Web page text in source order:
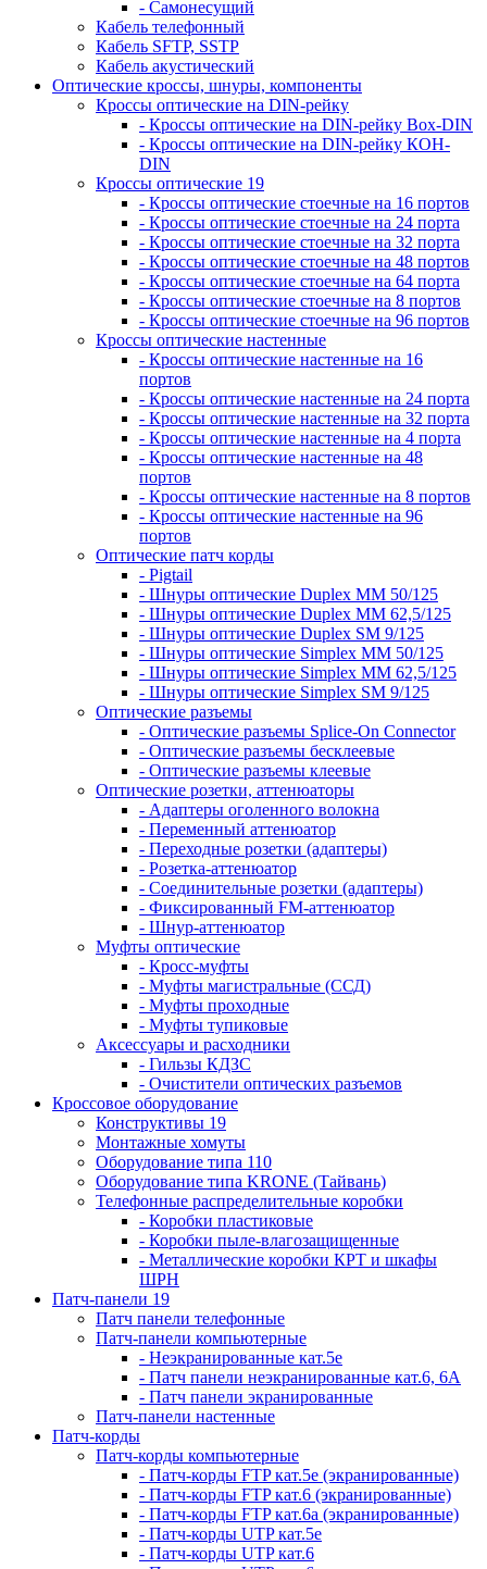
- Самонесущий
Кабель телефонный
Кабель SFTP, SSTP
Кабель акустический
Оптические кроссы, шнуры, компоненты
Кроссы оптические на DIN-рейку
- Кроссы оптические на DIN-рейку Box-DIN
- Кроссы оптические на DIN-рейку КОН-
DIN
Кроссы оптические 19
- Кроссы оптические стоечные на 16 портов
- Кроссы оптические стоечные на 24 порта
- Кроссы оптические стоечные на 32 порта
- Кроссы оптические стоечные на 48 портов
- Кроссы оптические стоечные на 64 порта
- Кроссы оптические стоечные на 8 портов
- Кроссы оптические стоечные на 96 портов
Кроссы оптические настенные
- Кроссы оптические настенные на 16
портов
- Кроссы оптические настенные на 24 порта
- Кроссы оптические настенные на 32 порта
- Кроссы оптические настенные на 4 порта
- Кроссы оптические настенные на 48
портов
- Кроссы оптические настенные на 8 портов
- Кроссы оптические настенные на 96
портов
Оптические патч корды
- Pigtail
- Шнуры оптические Duplex MM 50/125
- Шнуры оптические Duplex MM 62,5/125
- Шнуры оптические Duplex SM 9/125
- Шнуры оптические Simplex MM 50/125
- Шнуры оптические Simplex MM 62,5/125
- Шнуры оптические Simplex SM 9/125
Оптические разъемы
- Оптические разъемы Splice-On Connector
- Оптические разъемы бесклеевые
- Оптические разъемы клеевые
Оптические розетки, аттенюаторы
- Адаптеры оголенного волокна
- Переменный аттенюатор
- Переходные розетки (адаптеры)
- Розетка-аттенюатор
- Соединительные розетки (адаптеры)
- Фиксированный FM-аттенюатор
- Шнур-аттенюатор
Муфты оптические
- Кросс-муфты
- Муфты магистральные (ССД)
- Муфты проходные
- Муфты тупиковые
Аксессуары и расходники
- Гильзы КДЗС
- Очистители оптических разъемов
Кроссовое оборудование
Конструктивы 19
Монтажные хомуты
Оборудование типа 110
Оборудование типа KRONE (Тайвань)
Телефонные распределительные коробки
- Коробки пластиковые
- Коробки пыле-влагозащищенные
- Металлические коробки КРТ и шкафы
ШРН
Патч-панели 19
Патч панели телефонные
Патч-панели компьютерные
- Неэкранированные кат.5е
- Патч панели неэкранированные кат.6, 6А
- Патч панели экранированные
Патч-панели настенные
Патч-корды
Патч-корды компьютерные
- Патч-корды FTP кат.5е (экранированные)
- Патч-корды FTP кат.6 (экранированные)
- Патч-корды FTP кат.6а (экранированные)
- Патч-корды UTP кат.5е
- Патч-корды UTP кат.6